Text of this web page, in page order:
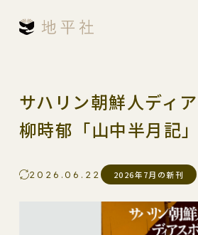
サハリン朝鮮人ディア
柳時郁「山中半月記」
2026.06.22 2026年7月の新刊